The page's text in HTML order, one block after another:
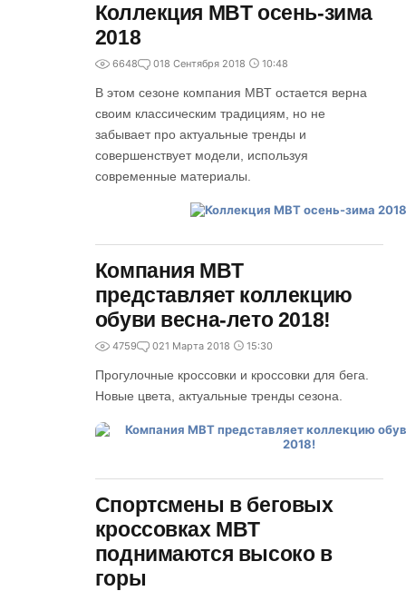
Коллекция MBT осень-зима
2018
6648 018 Сентября 2018 10:48
В этом сезоне компания MBT остается верна
своим классическим традициям, но не
забывает про актуальные тренды и
совершенствует модели, используя
современные материалы.
Компания MBT
представляет коллекцию
обуви весна-лето 2018!
4759 021 Марта 2018 15:30
Прогулочные кроссовки и кроссовки для бега.
Новые цвета, актуальные тренды сезона.
Cпортсмены в беговых
кроссовках MBT
поднимаются высоко в
горы